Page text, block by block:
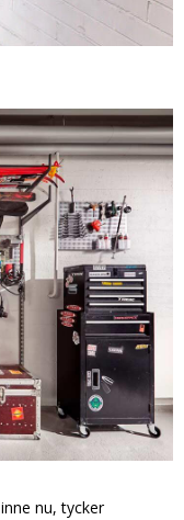
nu, tycker